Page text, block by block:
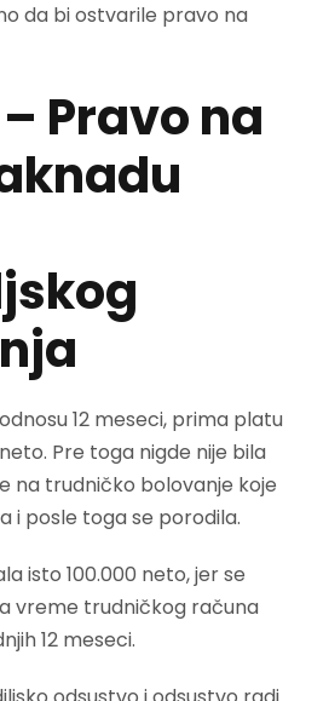
da bi ostvarile pravo na
Pravo na
12 meseci, prima platu
Pre toga nigde nije bila
na trudničko bolovanje koje
i posle toga se porodila.
isto 100.000 neto, jer se
vreme trudničkog računa
12 meseci.